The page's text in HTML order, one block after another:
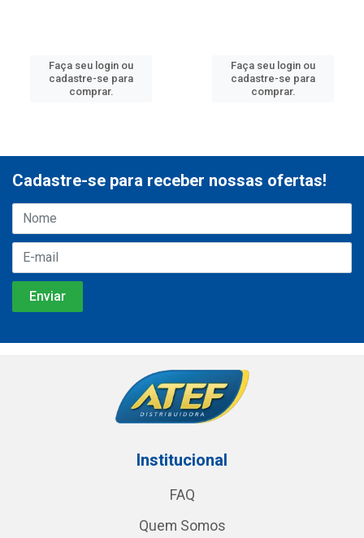
Faça seu login ou
cadastre-se para
comprar.
Faça seu login ou
cadastre-se para
comprar.
Cadastre-se para receber nossas ofertas!
Institucional
FAQ
Quem Somos